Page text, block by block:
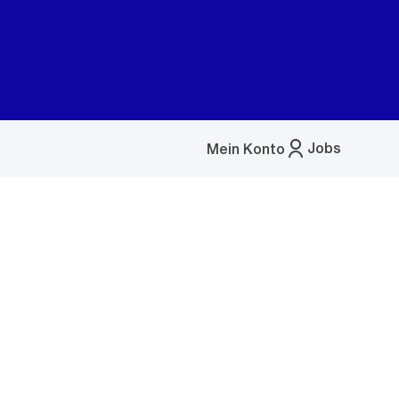
Jobs
Mein Konto
Menü